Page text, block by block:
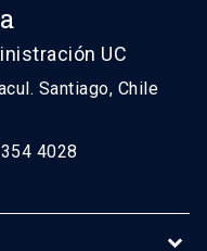
UC
Santiago, Chile
4028